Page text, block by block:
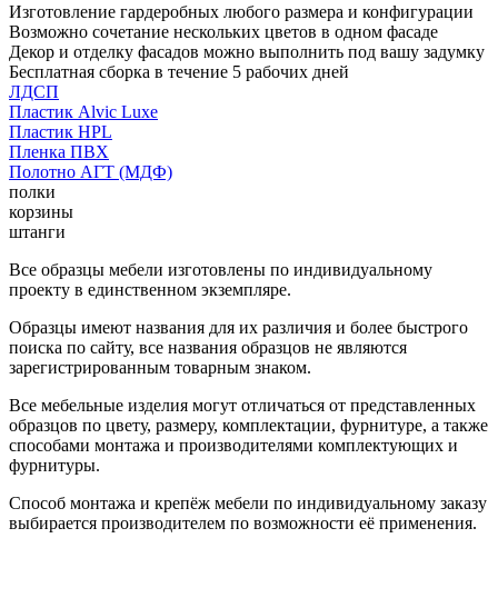
Изготовление гардеробных любого размера и конфигурации
Возможно сочетание нескольких цветов в одном фасаде
Декор и отделку фасадов можно выполнить под вашу задумку
Бесплатная сборка в течение 5 рабочих дней
ЛДСП
Пластик Alvic Luxe
Пластик HPL
Пленка ПВХ
Полотно АГТ (МДФ)
полки
корзины
штанги
Все образцы мебели изготовлены по индивидуальному
проекту в единственном экземпляре.
Образцы имеют названия для их различия и более быстрого
поиска по сайту, все названия образцов не являются
зарегистрированным товарным знаком.
Все мебельные изделия могут отличаться от представленных
образцов по цвету, размеру, комплектации, фурнитуре, а также
способами монтажа и производителями комплектующих и
фурнитуры.
Способ монтажа и крепёж мебели по индивидуальному заказу
выбирается производителем по возможности её применения.